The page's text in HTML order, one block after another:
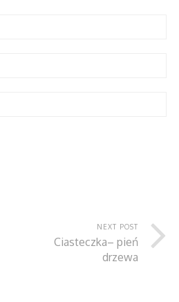
NEXT POST
Ciasteczka– pień
drzewa